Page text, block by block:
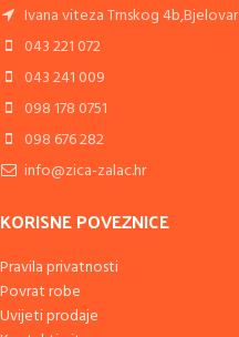
Ivana viteza Trnskog 4b,Bjelovar
043 221 072
043 241 009
098 178 0751
098 676 282
info@zica-zalac.hr
KORISNE POVEZNICE
Pravila privatnosti
Povrat robe
Uvijeti prodaje